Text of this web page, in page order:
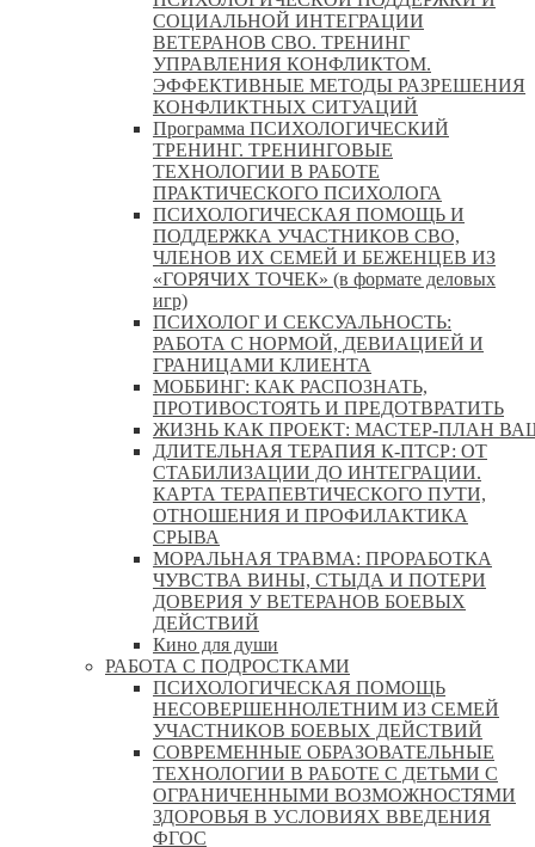
СОЦИАЛЬНОЙ ИНТЕГРАЦИИ
ВЕТЕРАНОВ СВО. ТРЕНИНГ
УПРАВЛЕНИЯ КОНФЛИКТОМ.
ЭФФЕКТИВНЫЕ МЕТОДЫ РАЗРЕШЕНИЯ
КОНФЛИКТНЫХ СИТУАЦИЙ
Программа ПСИХОЛОГИЧЕСКИЙ
ТРЕНИНГ. ТРЕНИНГОВЫЕ
ТЕХНОЛОГИИ В РАБОТЕ
ПРАКТИЧЕСКОГО ПСИХОЛОГА
ПСИХОЛОГИЧЕСКАЯ ПОМОЩЬ И
ПОДДЕРЖКА УЧАСТНИКОВ СВО,
ЧЛЕНОВ ИХ СЕМЕЙ И БЕЖЕНЦЕВ ИЗ
«ГОРЯЧИХ ТОЧЕК» (в формате деловых
игр)
ПСИХОЛОГ И СЕКСУАЛЬНОСТЬ:
РАБОТА С НОРМОЙ, ДЕВИАЦИЕЙ И
ГРАНИЦАМИ КЛИЕНТА
МОББИНГ: КАК РАСПОЗНАТЬ,
ПРОТИВОСТОЯТЬ И ПРЕДОТВРАТИТЬ
ЖИЗНЬ КАК ПРОЕКТ: МАСТЕР‑ПЛАН
ДЛИТЕЛЬНАЯ ТЕРАПИЯ К-ПТСР: ОТ
СТАБИЛИЗАЦИИ ДО ИНТЕГРАЦИИ.
КАРТА ТЕРАПЕВТИЧЕСКОГО ПУТИ,
ОТНОШЕНИЯ И ПРОФИЛАКТИКА
СРЫВА
МОРАЛЬНАЯ ТРАВМА: ПРОРАБОТКА
ЧУВСТВА ВИНЫ, СТЫДА И ПОТЕРИ
ДОВЕРИЯ У ВЕТЕРАНОВ БОЕВЫХ
ДЕЙСТВИЙ
Кино для души
РАБОТА С ПОДРОСТКАМИ
ПСИХОЛОГИЧЕСКАЯ ПОМОЩЬ
НЕСОВЕРШЕННОЛЕТНИМ ИЗ СЕМЕЙ
УЧАСТНИКОВ БОЕВЫХ ДЕЙСТВИЙ
СОВРЕМЕННЫЕ ОБРАЗОВАТЕЛЬНЫЕ
ТЕХНОЛОГИИ В РАБОТЕ С ДЕТЬМИ С
ОГРАНИЧЕННЫМИ ВОЗМОЖНОСТЯМИ
ЗДОРОВЬЯ В УСЛОВИЯХ ВВЕДЕНИЯ
ФГОС